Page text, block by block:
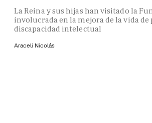
La Reina y sus hijas han visitado la
involucrada en la mejora de la vida de
discapacidad intelectual
Araceli Nicolás